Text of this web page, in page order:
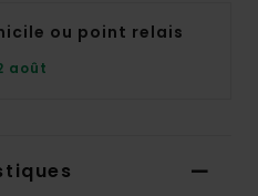
ou point relais
août